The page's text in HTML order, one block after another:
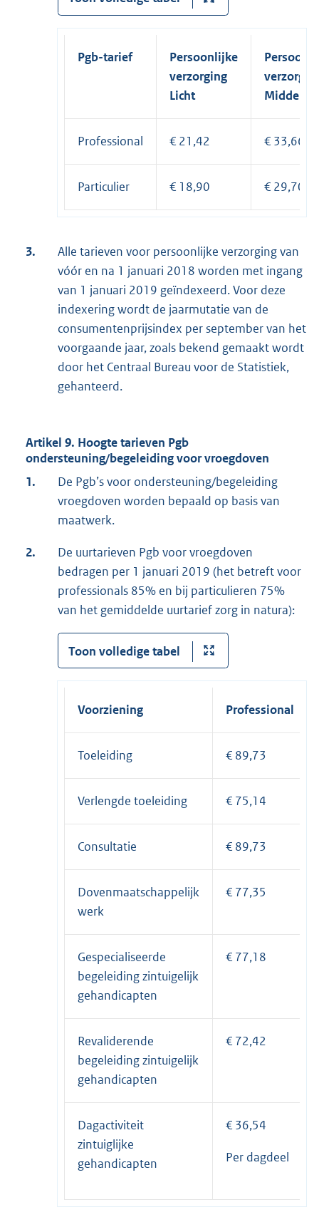
Pgb-tarief
Persoonlijke
verzorging
Licht
Midden
Professional € 21,42 € 33,66
Particulier € 18,90 € 29,70
3.
Alle tarieven voor persoonlijke verzorging van
vóór en na 1 januari 2018 worden met ingang
van 1 januari 2019 geïndexeerd. Voor deze
indexering wordt de jaarmutatie van de
consumentenprijsindex per september van het
voorgaande jaar, zoals bekend gemaakt wordt
door het Centraal Bureau voor de Statistiek,
gehanteerd.
Artikel 9. Hoogte tarieven Pgb
ondersteuning/begeleiding voor vroegdoven
1.
De Pgb’s voor ondersteuning/begeleiding
vroegdoven worden bepaald op basis van
maatwerk.
2.
De uurtarieven Pgb voor vroegdoven
bedragen per 1 januari 2019 (het betreft voor
professionals 85% en bij particulieren 75%
van het gemiddelde uurtarief zorg in natura):
Toon volledige tabel
Voorziening Professional
Toeleiding € 89,73
Verlengde toeleiding € 75,14
Consultatie € 89,73
Dovenmaatschappelijk
werk
€ 77,35
Gespecialiseerde
begeleiding zintuigelijk
gehandicapten
€ 77,18
Revaliderende
begeleiding zintuigelijk
gehandicapten
€ 72,42
Dagactiviteit
zintuiglijke
gehandicapten
€ 36,54
Per dagdeel